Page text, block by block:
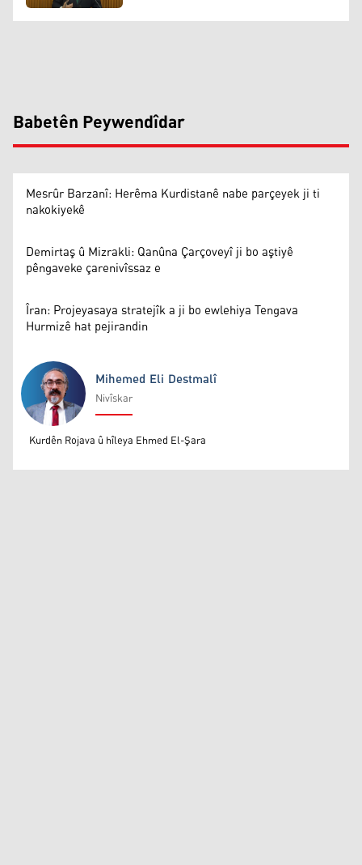
Babetên Peywendîdar
Mesrûr Barzanî: Herêma Kurdistanê nabe parçeyek ji ti
nakokiyekê
Demirtaş û Mizrakli: Qanûna Çarçoveyî ji bo aştiyê
pêngaveke çarenivîssaz e
Îran: Projeyasaya stratejîk a ji bo ewlehiya Tengava
Hurmizê hat pejirandin
Mihemed Eli Destmalî
Mihemed Eli Destmalî
Nivîskar
Kurdên Rojava û hîleya Ehmed El-Şara